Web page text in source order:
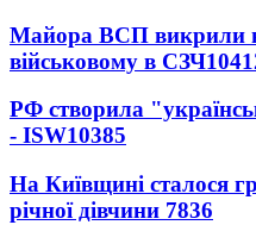
Майора ВСП викрили
військовому в СЗЧ
РФ створила
- ISW10385
На Київщині сталося
річної дівчини 7836